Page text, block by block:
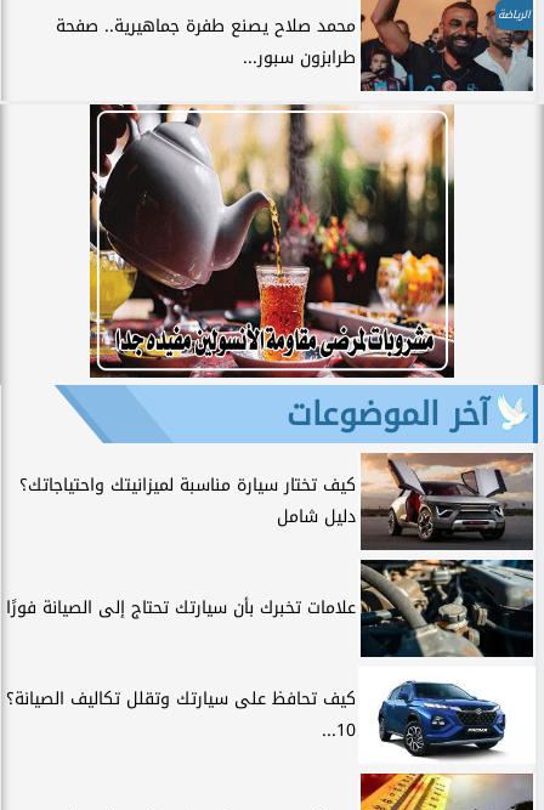
الرياضة
محمد صلاح يصنع طفرة جماهيرية.. صفحة
طرابزون سبور...
آخر الموضوعات
كيف تختار سيارة مناسبة لميزانيتك واحتياجاتك؟
دليل شامل
علامات تخبرك بأن سيارتك تحتاج إلى الصيانة فورًا
كيف تحافظ على سيارتك وتقلل تكاليف الصيانة؟
10...